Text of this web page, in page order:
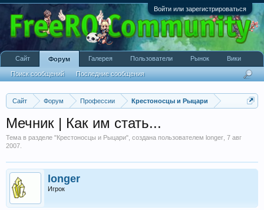
Войти или зарегистрироваться
Сайт Форум Профессии Крестоносцы и Рыцари
Мечник | Как им стать...
Тема в разделе "Крестоносцы и Рыцари", создана пользователем longer 7 авг
2007
longer
Игрок
Сайт Форум
Поиск сообщений Последние сообщения
Галерея Пользователи Рынок Вики